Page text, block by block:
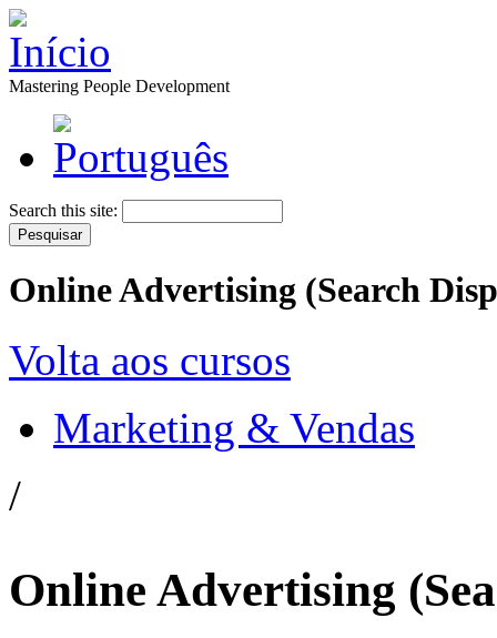
Mastering People Development
Search this site:
Online Advertising (Search
Volta aos cursos
Marketing & Vendas
/
Online Advertising